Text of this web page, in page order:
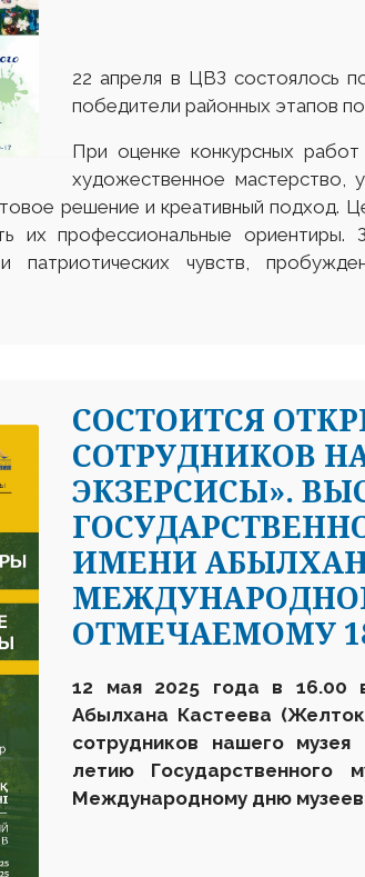
22 апреля в ЦВЗ состоялось
победители районных этапов
При оценке конкурсных
художественное мастерство,
решение и креативный подход.
их профессиональные
и патриотических чувств,
СОСТОИТСЯ
СОТРУДНИКОВ
ЭКЗЕРСИСЫ».
ИМЕНИ
ОТМЕЧАЕМОМУ
12 мая 2025 года в 16.00
Абылхана Кастеева
сотрудников нашего
летию Государственного
Международному дню музеев